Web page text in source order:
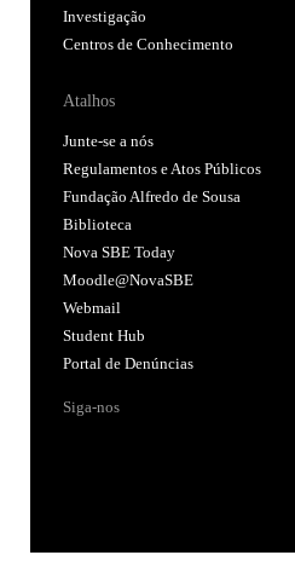
Investigação
Centros de Conhecimento
Atalhos
Junte-se a nós
Regulamentos e Atos Públicos
Fundação Alfredo de Sousa
Biblioteca
Nova SBE Today
Moodle@NovaSBE
Webmail
Student Hub
Portal de Denúncias
Siga-nos